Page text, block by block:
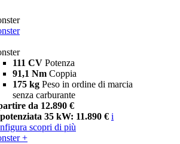
111 CV Potenza
91,1 Nm Coppia
175 kg Peso in ordine di marcia
senza carburante
da 12.890 €
35 kW: 11.890 € i
scopri di più
+